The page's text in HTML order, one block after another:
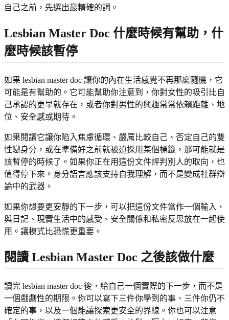
自己之前，先選出最精確的詞。
Lesbian Master Doc 什麼時候有幫助，什
麼時候該暫停
如果 lesbian master doc 讓你的內在生活感覺不再那麼隨機，它
可能是有幫助的。它可能幫助你注意到，你對女性的吸引比自
己承認的更早就存在，或者你對男性的興趣常常依賴距離、地
位、安全感或期待。
如果閱讀它讓你陷入焦慮循環、嚴厲比較自己、否定自己的雙
性戀身分，或在準備好之前就被迫採用某個標籤，那可能就是
該暫停的時候了。如果你正在用這份文件評判別人的取向，也
值得停下來。身分語言應該支持自我理解，而不是變成社群辯
論中的武器。
如果你想要更安靜的下一步，可以把這份文件當作一個輸入，
與日記、現實生活中的感受、安全關係和私密反思放在一起使
用。讓模式比恐慌更重要。
閱讀 Lesbian Master Doc 之後該做什麼
讀完 lesbian master doc 後，給自己一個實際的下一步，而不是
一個戲劇性的期限。你可以寫下三件你學到的事、三件你仍不
確定的事，以及一個能讓探索更安全的界線。你也可以注意